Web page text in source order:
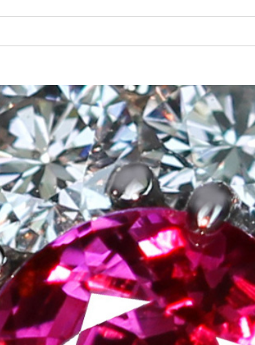
ご注文手続き カートを見る お買い物を